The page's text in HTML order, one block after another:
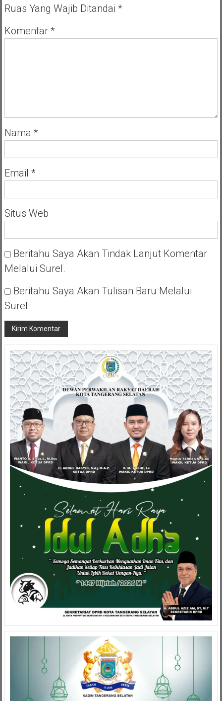
Ruas Yang Wajib Ditandai *
Komentar *
Nama *
Email *
Situs Web
Beritahu Saya Akan Tindak Lanjut Komentar
Melalui Surel.
Beritahu Saya Akan Tulisan Baru Melalui
Surel.